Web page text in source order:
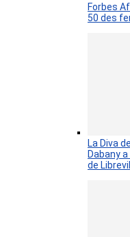
Forbes
50 des
La Diva
Dabany
de